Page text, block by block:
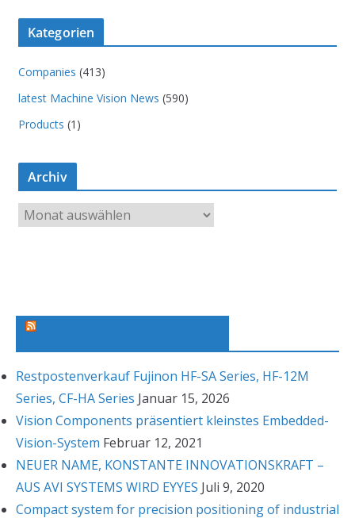
Kategorien
Companies (413)
latest Machine Vision News (590)
Products (1)
Archiv
r
Restpostenverkauf Fujinon HF-SA Series, HF-12M
Series, CF-HA Series Januar 15, 2026
Vision Components präsentiert kleinstes Embedded-
Vision-System Februar 12, 2021
NEUER NAME, KONSTANTE INNOVATIONSKRAFT –
AUS AVI SYSTEMS WIRD EYYES Juli 9, 2020
Compact system for precision positioning of industrial